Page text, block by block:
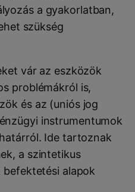
a gyakorlatban,
szükség
vár az eszközök
problémákról is,
és az (uniós jog
instrumentumok
Ide tartoznak
a szintetikus
alapok